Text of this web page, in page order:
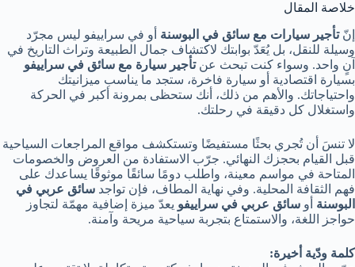
خلاصة المقال
إنّتأجير سيارات مع سائق في البوسنة أو في سراييفو ليس مجرّد
وسيلة للنقل، بل يُعَدّ بوابتك لاكتشاف جمال الطبيعة وتراث التاريخ في
آنٍ واحد. وسواء كنت تبحث عنتأجير سيارة مع سائق في سراييفو
بسيارة اقتصادية أو سيارة فاخرة، ستجد ما يناسب ميزانيتك
واحتياجاتك. والأهم من ذلك، أنك ستحظى بمرونة أكبر في الحركة
واستغلال كل دقيقة في رحلتك.
لا تنسَ أن تُجري بحثًا مستفيضًا وتستكشف مواقع المراجعات السياحية
قبل القيام بحجزك النهائي. جرّب الاستفادة من العروض والخصومات
المتاحة في مواسم معينة، واطلب دومًا سائقًا موثوقًا يساعدك على
فهم الثقافة المحلية. وفي نهاية المطاف، فإن تواجد سائق عربي في
البوسنة أو سائق عربي في سراييفو يعدّ ميزة إضافية مهمّة لتجاوز
حواجز اللغة، والاستمتاع بتجربة سياحية مريحة وآمنة.
كلمة ودّية أخيرة: